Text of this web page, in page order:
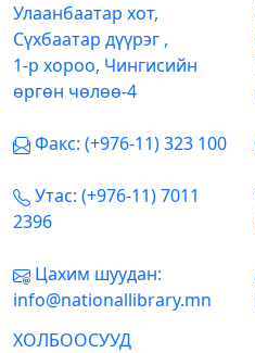
Улаанбаатар хот,
Сүхбаатар дүүрэг ,
1-р хороо, Чингисийн
өргөн чөлөө-4
Факс: (+976-11) 323 100
Утас: (+976-11) 7011
2396
Цахим шуудан:
info@nationallibrary.mn
ХОЛБООСУУД